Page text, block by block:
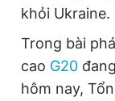
khỏi Ukraine.
Trong bài
cao G20
hôm nay,